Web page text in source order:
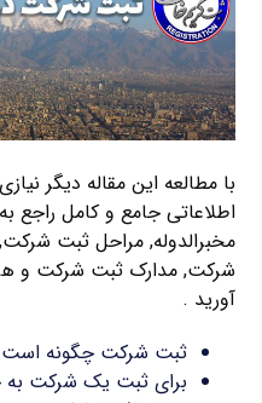
با مطالعه این مقاله دیگر
اطلاعاتی جامع و کامل راجع
مخبرالدوله, مراحل ثبت
شرکت, مدارک ثبت شرکت و
آورید .
ثبت شرکت چگونه
برای ثبت یک شرکت به